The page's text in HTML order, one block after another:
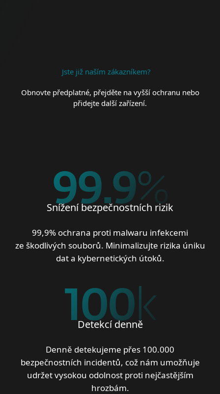
Jste již naším zákazníkem?
Obnovte předplatné, přejděte na vyšší ochranu nebo
přidejte další zařízení.
99.9%
Snížení bezpečnostních rizik
99,9% ochrana proti malwaru infekcemi
ze škodlivých souborů. Minimalizujte rizika úniku
dat a kybernetických útoků.
100k
Detekcí denně
Denně detekujeme přes 100.000
bezpečnostních incidentů, což nám umožňuje
udržet vysokou odolnost proti nejčastějším
hrozbám.